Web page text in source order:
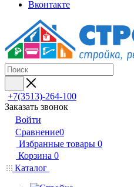
Вконтакте
+7(3513)-264-100
Заказать звонок
Войти
Сравнение0
Избранные товары 0
Корзина 0
Каталог